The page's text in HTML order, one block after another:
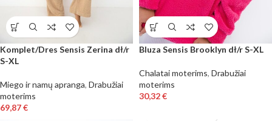
Komplet/Dres Sensis Zerina dł/r
S-XL
Miego ir namų apranga, Drabužiai
moterims
69,87€
Bluza Sensis Brooklyn dł/r S-XL
Chalatai moterims, Drabužiai
moterims
30,32€